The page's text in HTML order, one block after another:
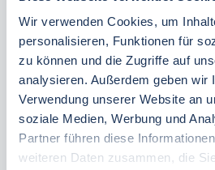
Wir verwenden Cookies, um
personalisieren, Funktionen für
zu können und die Zugriffe auf
analysieren. Außerdem geben wir
Verwendung unserer Website an
soziale Medien, Werbung und
Partner führen diese
weiteren Daten zusammen, die
Bestpreis-Garantie
24 Stunden kostenfrei
30 Tage vor Anreise
Flexible An- und Abreise
Persönliche Beratungen
Schneller, direkter